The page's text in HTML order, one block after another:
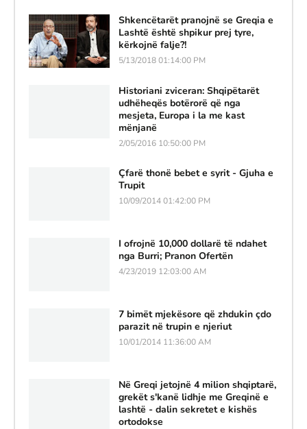
Shkencëtarët pranojnë se Greqia e
Lashtë është shpikur prej tyre,
kërkojnë falje?!
5/13/2018 01:14:00 PM
Historiani zviceran: Shqipëtarët
udhëheqës botërorë që nga
mesjeta, Europa i la me kast
mënjanë
2/05/2016 10:50:00 PM
Çfarë thonë bebet e syrit - Gjuha e
Trupit
10/09/2014 01:42:00 PM
I ofrojnë 10,000 dollarë të ndahet
nga Burri; Pranon Ofertën
4/23/2019 12:03:00 AM
7 bimët mjekësore që zhdukin çdo
parazit në trupin e njeriut
10/01/2014 11:36:00 AM
Në Greqi jetojnë 4 milion shqiptarë,
grekët s'kanë lidhje me Greqinë e
lashtë - dalin sekretet e kishës
ortodokse